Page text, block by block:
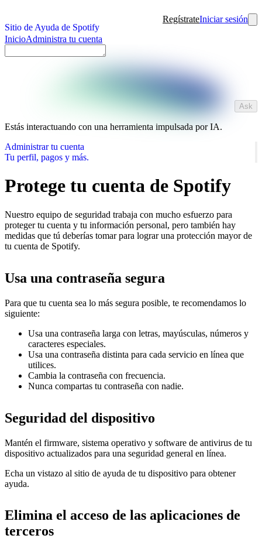
Sitio de Ayuda de Spotify
RegístrateIniciar sesión
InicioAdministra tu cuenta
Ask
Estás interactuando con una herramienta impulsada por IA.
Administrar tu cuenta
Tu perfil, pagos y más.
Protege tu cuenta de Spotify
Nuestro equipo de seguridad trabaja con mucho esfuerzo para
proteger tu cuenta y tu información personal, pero también hay
medidas que tú deberías tomar para lograr una protección mayor de
tu cuenta de Spotify.
Usa una contraseña segura
Para que tu cuenta sea lo más segura posible, te recomendamos lo
siguiente:
Usa una contraseña larga con letras, mayúsculas, números y
caracteres especiales.
Usa una contraseña distinta para cada servicio en línea que
utilices.
Cambia la contraseña con frecuencia.
Nunca compartas tu contraseña con nadie.
Seguridad del dispositivo
Mantén el firmware, sistema operativo y software de antivirus de tu
dispositivo actualizados para una seguridad general en línea.
Echa un vistazo al sitio de ayuda de tu dispositivo para obtener
ayuda.
Elimina el acceso de las aplicaciones de
terceros